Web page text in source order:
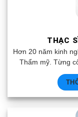
THẠC
Hơn 20 năm kinh
Thẩm mỹ. Từng